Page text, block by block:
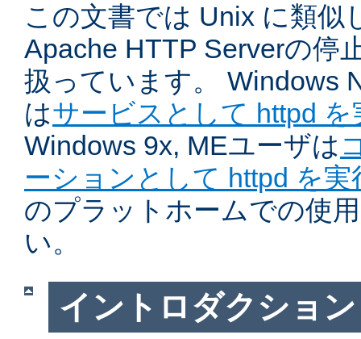
この文書では Unix に類似
Apache HTTP Serverの停
扱っています。 Windows
はサービスとして httpd を
Windows 9x, MEユーザは
ーションとして httpd を実
のプラットホームでの使
い。
イントロダクション